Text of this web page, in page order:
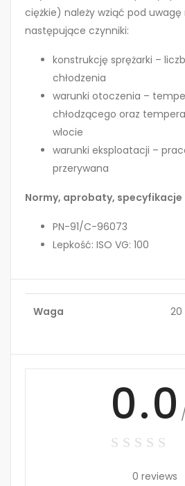
ciężkie) należy wziąć pod
następujące czynniki:
konstrukcję sprężarki –
chłodzenia
warunki otoczenia –
chłodzącego oraz
wlocie
warunki eksploatacji –
przerywana
Normy, aprobaty, specyfikacje
PN-91/C-96073
Lepkość: ISO VG: 100
Waga 20
0.0
0 reviews